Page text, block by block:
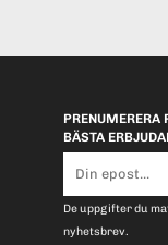
PRENUMERERA
BÄSTA
postadress
De uppgifter du
nyhetsbrev.